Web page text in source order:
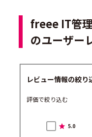
freee IT管
のユーザー
レビュー情報の絞り
評価で絞り込む
5.0